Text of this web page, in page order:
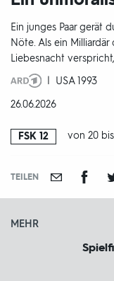
Ein junges Paar gerät
Nöte. Als ein
Liebesnacht
Produktionsland
und
jahr:
USA 1993
DATUM:
26.06.2026
FSK 12 von 20
TEILEN
MEHR